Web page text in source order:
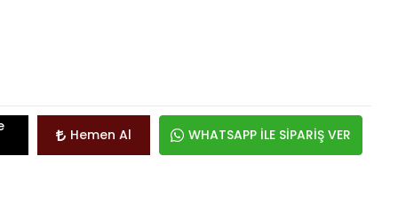
Hemen Al WHATSAPP İLE SİPARİŞ VER